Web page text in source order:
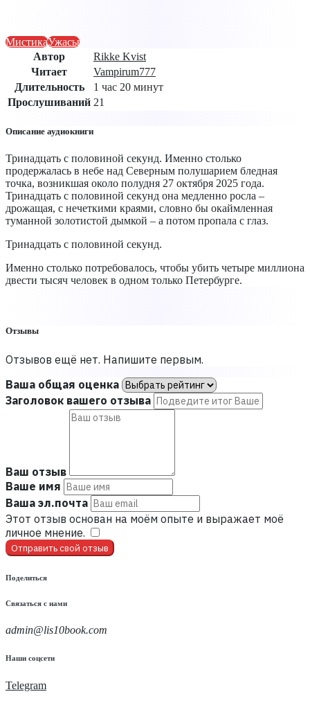
МистикаУжасы
Автор
Rikke Kvist
Читает
Vampirum777
Длительность
1 час 20 минут
Прослушиваний 21
Описание аудиокниги
Тринадцать с половиной секунд. Именно столько
продержалась в небе над Северным полушарием бледная
точка, возникшая около полудня 27 октября 2025 года.
Тринадцать с половиной секунд она медленно росла –
дрожащая, с нечеткими краями, словно бы окаймленная
туманной золотистой дымкой – а потом пропала с глаз.
Тринадцать с половиной секунд.
Именно столько потребовалось, чтобы убить четыре миллиона
двести тысяч человек в одном только Петербурге.
Отзывы
Отзывов ещё нет. Напишите первым.
Ваша общая оценка
Заголовок вашего отзыва
Ваш отзыв
Ваше имя
Ваша эл.почта
Этот отзыв основан на моём опыте и выражает моё
личное мнение.
Отправить свой отзыв
Поделиться
Связаться с нами
admin@lis10book.com
Наши соцсети
Telegram